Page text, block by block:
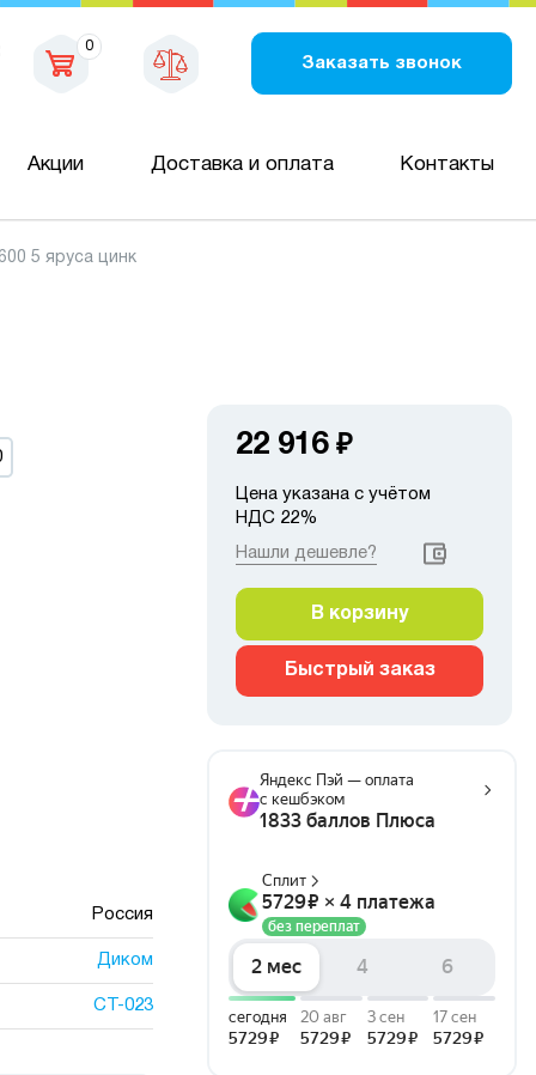
0
Заказать звонок
Акции Доставка и оплата Контакты
5 яруса цинк
Россия
Диком
СТ-023
22 916 ₽
Цена указана с учётом
НДС 22%
Нашли дешевле?
В корзину
Быстрый заказ